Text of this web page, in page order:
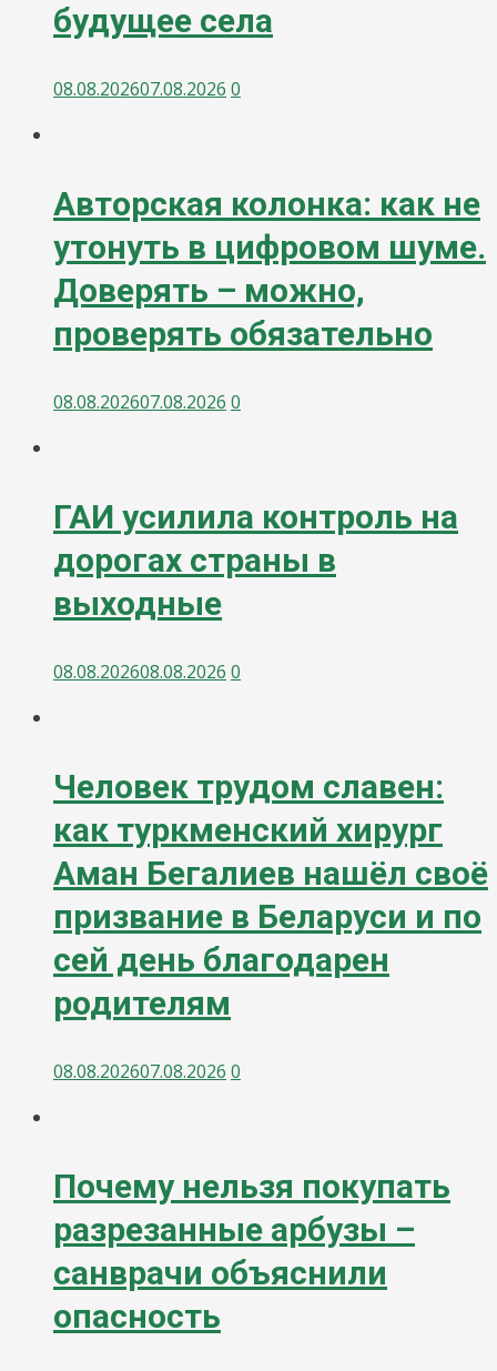
будущее села
08.08.202607.08.2026 0
Авторская колонка: как не
утонуть в цифровом шуме.
Доверять – можно,
проверять обязательно
08.08.202607.08.2026 0
ГАИ усилила контроль на
дорогах страны в
выходные
08.08.202608.08.2026 0
Человек трудом славен:
как туркменский хирург
Аман Бегалиев нашёл своё
призвание в Беларуси и по
сей день благодарен
родителям
08.08.202607.08.2026 0
Почему нельзя покупать
разрезанные арбузы –
санврачи объяснили
опасность